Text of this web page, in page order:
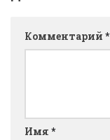
Комментарий *
Имя *